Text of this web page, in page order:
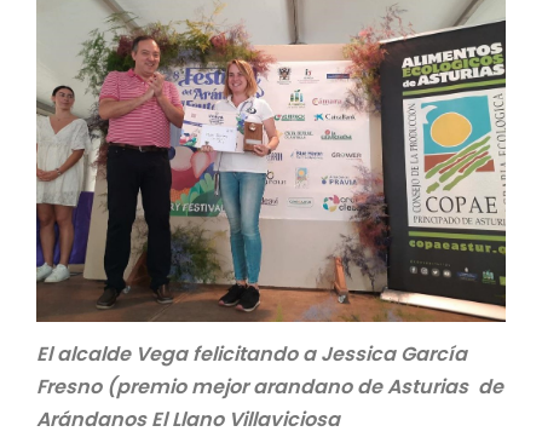
El alcalde Vega felicitando a Jessica García
Fresno (premio mejor arandano de Asturias de
Arándanos El Llano Villaviciosa